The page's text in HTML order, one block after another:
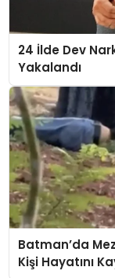
24 İlde Dev
Yakalandı
Batman’da
Kişi Hayatını